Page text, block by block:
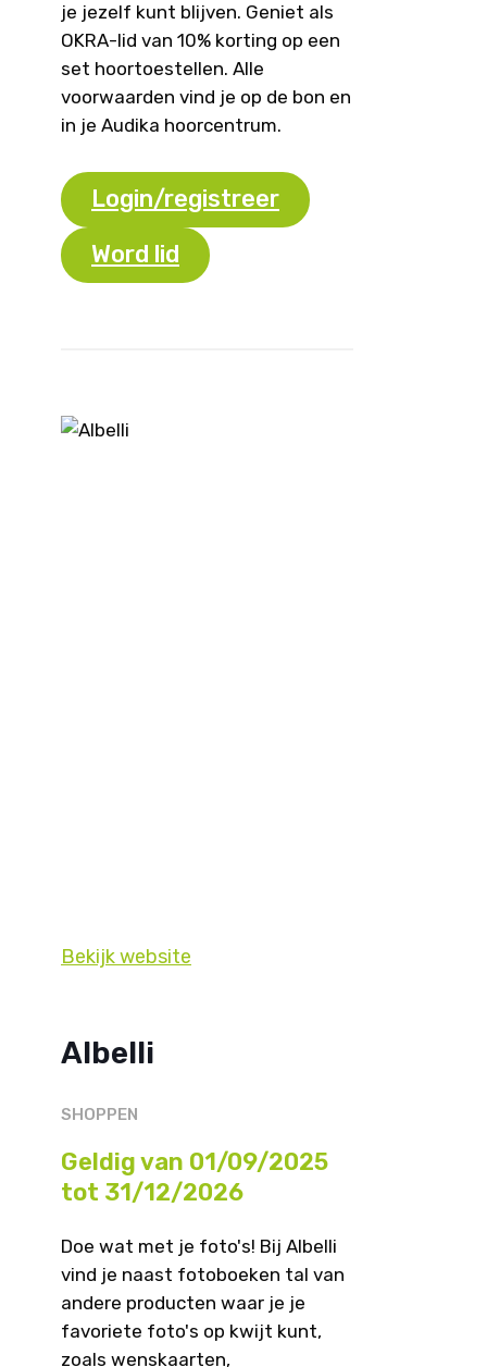
je jezelf kunt blijven. Geniet als
OKRA-lid van 10% korting op een
set hoortoestellen. Alle
voorwaarden vind je op de bon en
in je Audika hoorcentrum.
Login/registreer
Word lid
Bekijk website
Albelli
SHOPPEN
Geldig van 01/09/2025
tot 31/12/2026
Doe wat met je foto's! Bij Albelli
vind je naast fotoboeken tal van
andere producten waar je je
favoriete foto's op kwijt kunt,
zoals wenskaarten,